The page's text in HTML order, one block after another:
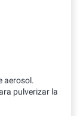
aerosol.
pulverizar la